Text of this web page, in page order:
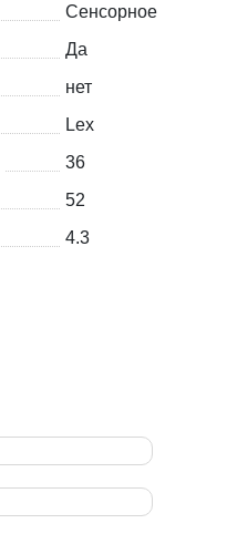
Сенсорное
Да
нет
Lex
36
52
4.3